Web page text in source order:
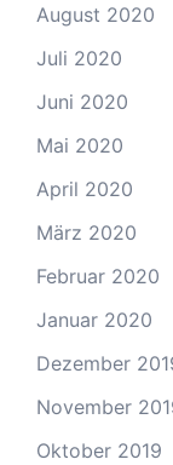
August 2020
Juli 2020
Juni 2020
Mai 2020
April 2020
März 2020
Februar 2020
Januar 2020
Dezember
November
Oktober 2019